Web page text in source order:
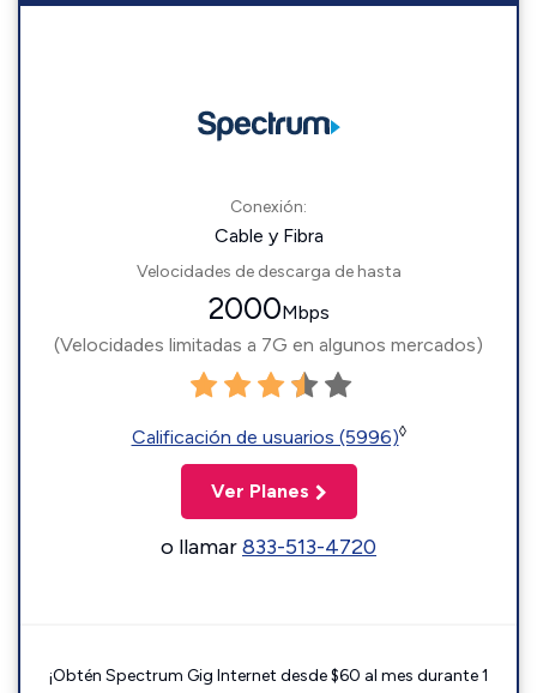
Conexión:
Cable y Fibra
Velocidades de descarga de hasta
2000Mbps
(Velocidades limitadas a 7G en algunos mercados)
Calificación de usuarios (5996)◊
Ver Planes
o llamar833-513-4720
¡Obtén Spectrum Gig Internet desde $60 al mes durante 1